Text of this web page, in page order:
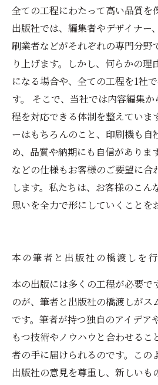
全ての工程にわたって高い品質を
出版社では、編集者やデザイナー
刷業者などがそれぞれの専門分野
り上げます。しかし、何らかの理
になる場合や、全ての工程を1社
す。 そこで、当社では内容編集
程を対応できる体制を整えていま
ーはもちろんのこと、印刷機も自
め、品質や納期にも自信がありま
などの仕様もお客様のご要望に合
します。私たちは、お客様のこん
思いを全力で形にしていくことを
本の筆者と出版社の橋渡しを
本の出版には多くの工程が必要で
のが、筆者と出版社の橋渡しがス
です。筆者が持つ独自のアイデア
もつ技術やノウハウと合わせるこ
者の手に届けられるのです。この
出版社の意見を尊重し、新しいも